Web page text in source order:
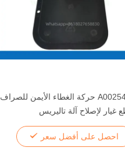
A002545 NMD حركة الغطاء الأيمن للصراف
غيار لإصلاح آلة تاليريس
احصل على أفضل سعر